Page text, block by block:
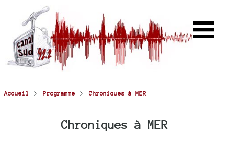
Accueil > Programme > Chroniques à MER
Chroniques à MER